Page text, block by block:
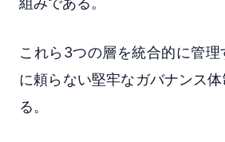
これら3つの層を統合的に管
に頼らない堅牢なガバナンス
る。